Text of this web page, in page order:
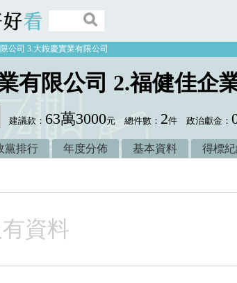
公司 3.大銨慶實業有限公司
有限公司 2.福健佳企
建議款： 63萬3000元 總件數： 2件 政治獻金：
黨排行 年度分佈 基本資料 得標
資料